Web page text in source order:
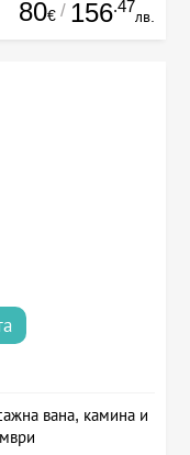
80€ / 156.47
лв.
вана, камина и